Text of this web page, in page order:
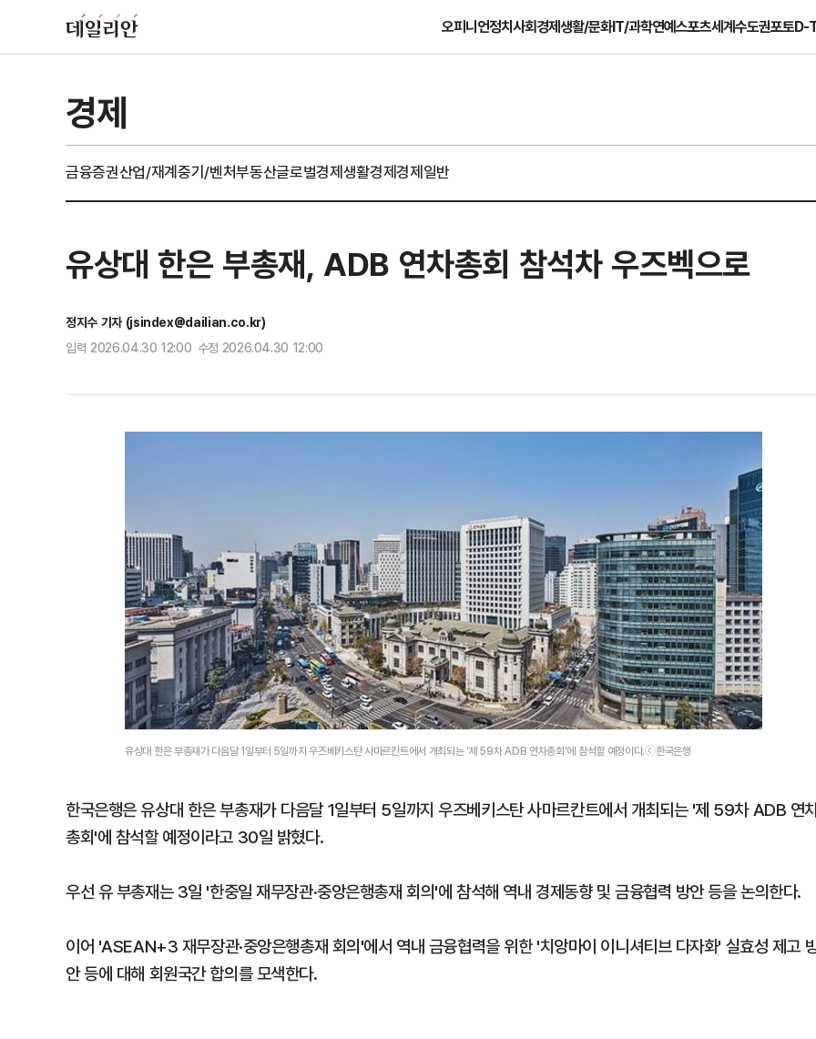
오피니언정치사회경제생활/문화IT/과학연예스포츠세계수도권포토D-
경제
금융증권산업/재계중기/벤처부동산글로벌경제생활경제경제일반
유상대 한은 부총재, ADB 연차총회 참석차 우즈벡으로
정지수 기자 (jsindex@dailian.co.kr)
입력 2026.04.30 12:00 수정 2026.04.30 12:00
유상대 한은 부총재가 다음달 1일부터 5일까지 우즈베키스탄 사마르칸트에서 개최되는 '제 59차 ADB 연차총회'에 참석할 예정이다.ⓒ한국은행
한국은행은 유상대 한은 부총재가 다음달 1일부터 5일까지 우즈베키스탄 사마르칸트에서 개최되는 '제 59차 ADB 연
총회'에 참석할 예정이라고 30일 밝혔다.
우선 유 부총재는 3일 '한중일 재무장관·중앙은행총재 회의'에 참석해 역내 경제동향 및 금융협력 방안 등을 논의한다.
이어 'ASEAN+3 재무장관·중앙은행총재 회의'에서 역내 금융협력을 위한 '치앙마이 이니셔티브 다자화' 실효성 제고
안 등에 대해 회원국간 합의를 모색한다.